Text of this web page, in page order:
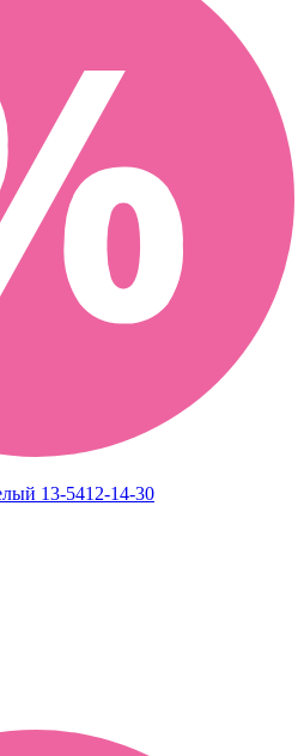
13-5412-14-30